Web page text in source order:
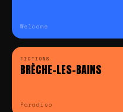
Welcome
FICTIONS
BRÈCHE-LES-BAINS
Paradiso